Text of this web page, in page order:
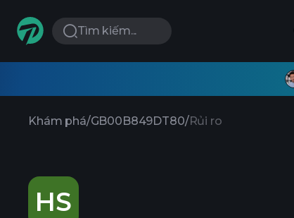
Tìm kiếm...
Khám phá/GB00B849DT80/Rủi ro
HS